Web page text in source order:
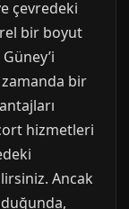
çevredeki
bir boyut
zamanda bir
hizmetleri
Ancak